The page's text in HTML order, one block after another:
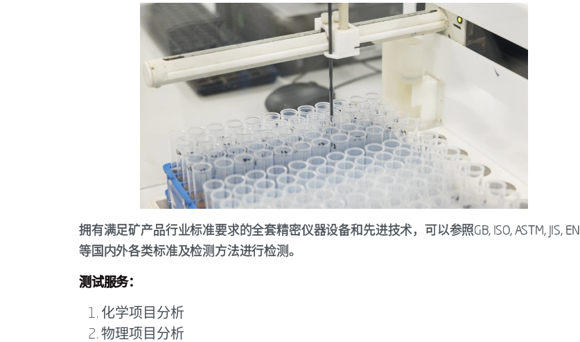
拥有满足矿产品行业标准要求的全套精密仪器设备和先进技术，可以参照GB, ISO, ASTM, JIS, EN
等国内外各类标准及检测方法进行检测。
测试服务：
化学项目分析
物理项目分析